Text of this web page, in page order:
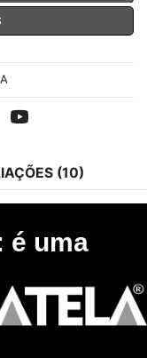
Youtube
(10)
é uma